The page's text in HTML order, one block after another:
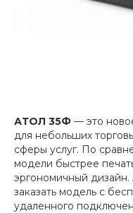
АТОЛ 35Ф — это
для небольших
сферы услуг. По
модели быстрее
эргономичный
заказать модель с
удаленного